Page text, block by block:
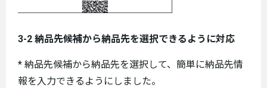
3-2 納品先候補から納品先を選択できるように対応
* 納品先候補から納品先を選択して、簡単に納品先情
報を入力できるようにしました。